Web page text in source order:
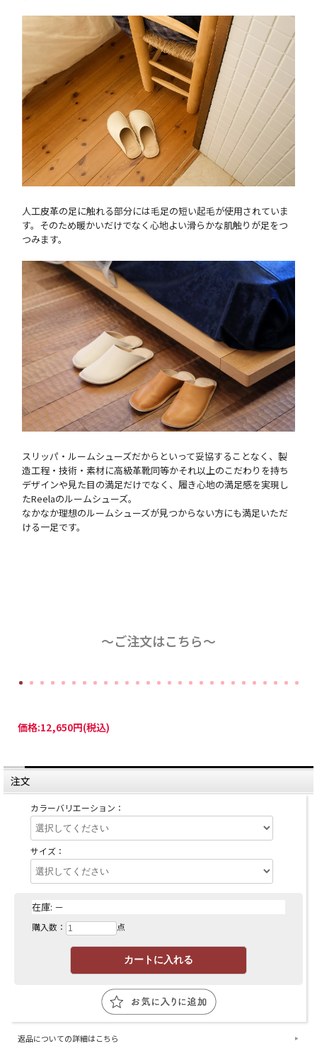
人工皮革の足に触れる部分には毛足の短い起毛が使用されていま
す。そのため暖かいだけでなく心地よい滑らかな肌触りが足をつ
つみます。
スリッパ・ルームシューズだからといって妥協することなく、製
造工程・技術・素材に高級革靴同等かそれ以上のこだわりを持ち
デザインや見た目の満足だけでなく、履き心地の満足感を実現し
たReelaのルームシューズ。
なかなか理想のルームシューズが見つからない方にも満足いただ
ける一足です。
〜ご注文はこちら〜
価格:12,650円(税込)
注文
カラーバリエーション：
サイズ：
在庫: －
購入数： 点
返品についての詳細はこちら